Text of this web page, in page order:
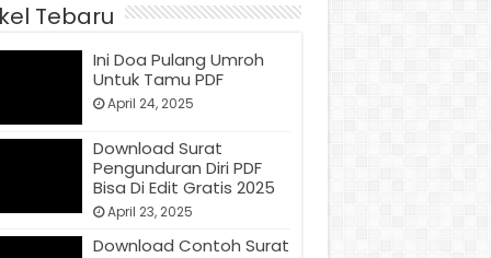
Tebaru
Ini Doa Pulang Umroh
Untuk Tamu PDF
April 24, 2025
Download Surat
Pengunduran Diri PDF
Bisa Di Edit Gratis 2025
April 23, 2025
Download Contoh Surat